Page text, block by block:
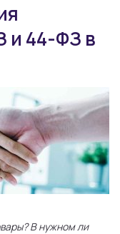
и 44-ФЗ в
В нужном ли